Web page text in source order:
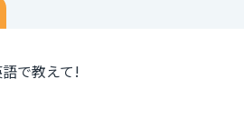
で教えて!